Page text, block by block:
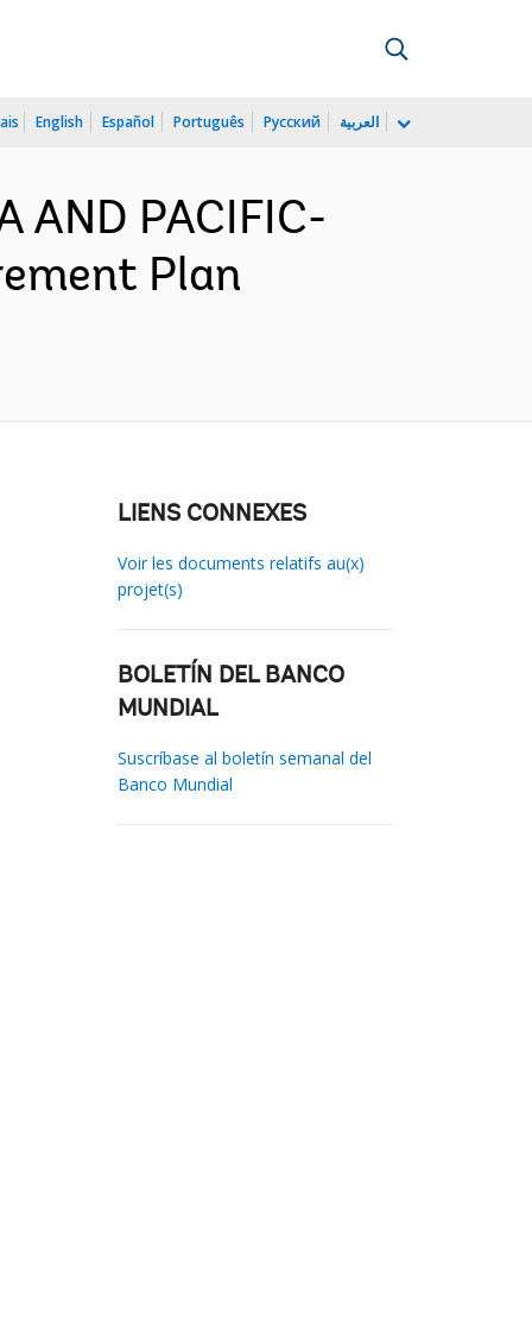
English Español Português Русский العربية
AND PACIFIC-
Plan
LIENS CONNEXES
Voir les documents relatifs au(x)
projet(s)
BOLETÍN DEL BANCO
MUNDIAL
Suscríbase al boletín semanal del
Banco Mundial